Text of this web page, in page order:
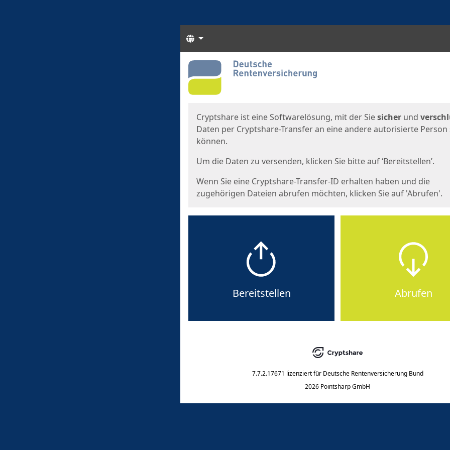
Sprachen
Start
Cryptshare ist eine Softwarelösung, mit der Siesicher und
Daten per Cryptshare-Transfer an eine andere autorisierte Person
können.
Um die Daten zu versenden, klicken Sie bitte auf ‘Bereitstellen’.
Wenn Sie eine Cryptshare-Transfer-ID erhalten haben und die
zugehörigen Dateien abrufen möchten, klicken Sie auf 'Abrufen'.
Bereitstellen Abrufen
7.7.2.17671 lizenziert für Deutsche Rentenversicherung Bund
2026 Pointsharp GmbH